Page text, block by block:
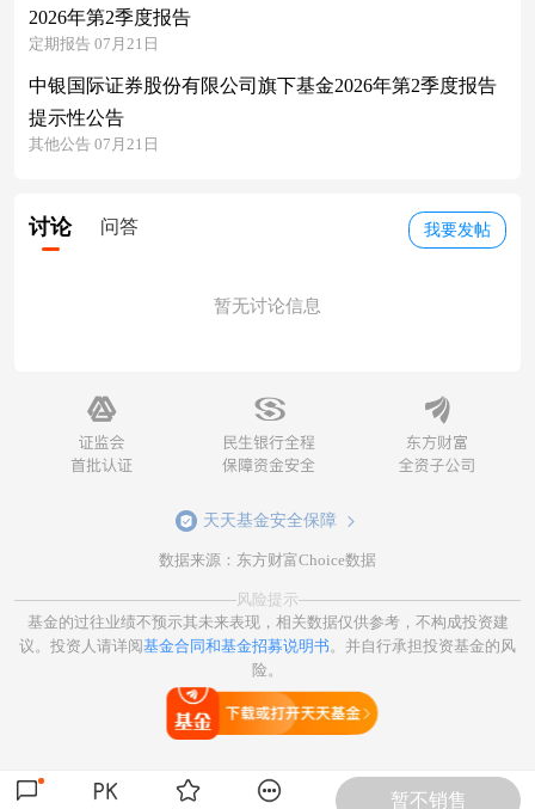
2026年第2季度报告
定期报告 07月21日
中银国际证券股份有限公司旗下基金2026年第2季度报告
提示性公告
其他公告 07月21日
我要发帖
讨论 问答
暂无讨论信息
天天基金安全保障
数据来源：东方财富Choice数据
风险提示
基金的过往业绩不预示其未来表现，相关数据仅供参考，不构成投资建
议。投资人请详阅基金合同和基金招募说明书。并自行承担投资基金的风
险。
暂不销售
打开天天基金